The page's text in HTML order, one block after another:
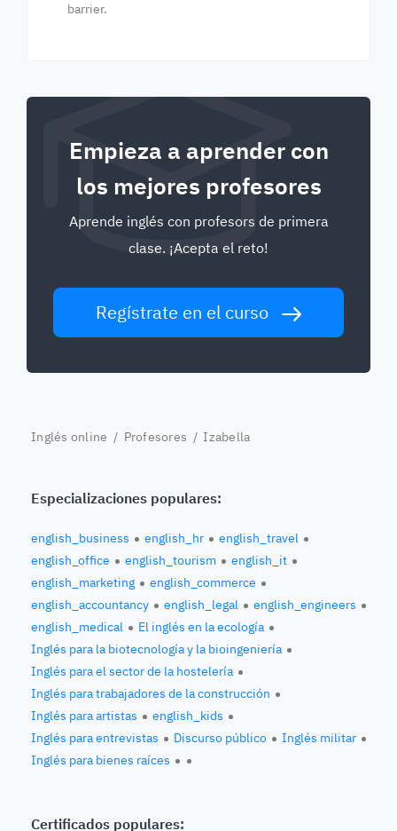
barrier.
Empieza a aprender con
los mejores profesores
Aprende inglés con profesors de primera
clase. ¡Acepta el reto!
Regístrate en el curso
Inglés online / Profesores / Izabella
Especializaciones populares:
english_business english_hr
english_travel
english_office
english_tourism
english_it
english_marketing
english_commerce
english_accountancy
english_legal
english_engineers
english_medical
El inglés en la ecología
Inglés para la biotecnología y la bioingeniería
Inglés para el sector de la hostelería
Inglés para trabajadores de la construcción
Inglés para artistas
english_kids
Inglés para entrevistas
Discurso público
Inglés militar
Inglés para bienes raíces
Certificados populares: